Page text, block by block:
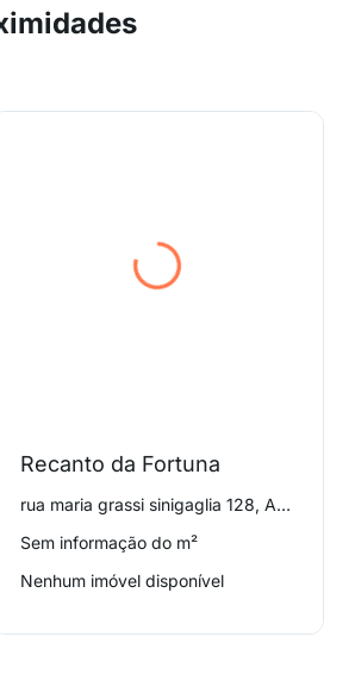
Recanto da Fortuna
rua maria grassi sinigaglia 128, Amarais
Sem informação do m²
Nenhum imóvel disponível